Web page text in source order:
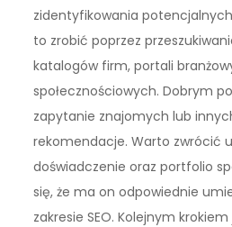
zidentyfikowania
to zrobić poprzez
katalogów firm, portali
społecznościowych. Dobrym
zapytanie znajomych lub
rekomendacje. Warto zwrócić
doświadczenie oraz portfolio
się, że ma on odpowiednie
zakresie SEO. Kolejnym